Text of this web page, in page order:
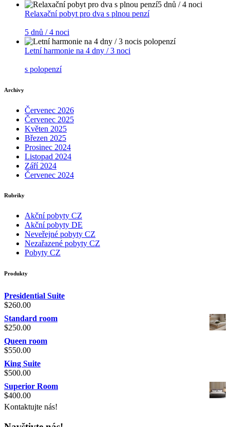
Relaxační pobyt pro dva s plnou penzí
5 dnů / 4 noci
Letní harmonie na 4 dny / 3 noci
s polopenzí
Archivy
Červenec 2026
Červenec 2025
Květen 2025
Březen 2025
Prosinec 2024
Listopad 2024
Září 2024
Červenec 2024
Rubriky
Akční pobyty CZ
Akční pobyty DE
Neveřejné pobyty CZ
Nezařazené pobyty CZ
Pobyty CZ
Produkty
Presidential Suite
$260.00
Standard room
$250.00
Queen room
$550.00
King Suite
$500.00
Superior Room
$400.00
Kontaktujte nás!